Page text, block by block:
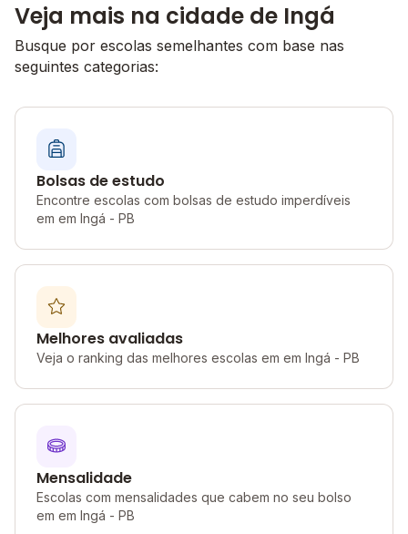
Veja mais na cidade de Ingá
Busque por escolas semelhantes com base nas
seguintes categorias:
Bolsas de estudo
Encontre escolas com bolsas de estudo imperdíveis
em em Ingá - PB
Melhores avaliadas
Veja o ranking das melhores escolas em em Ingá - PB
Mensalidade
Escolas com mensalidades que cabem no seu bolso
em em Ingá - PB